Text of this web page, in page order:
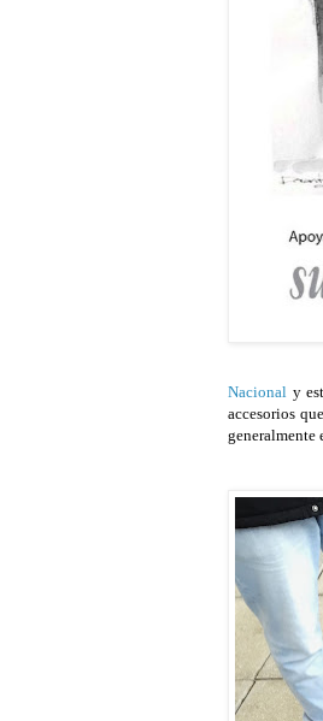
Nacional y
accesorios
generalmente